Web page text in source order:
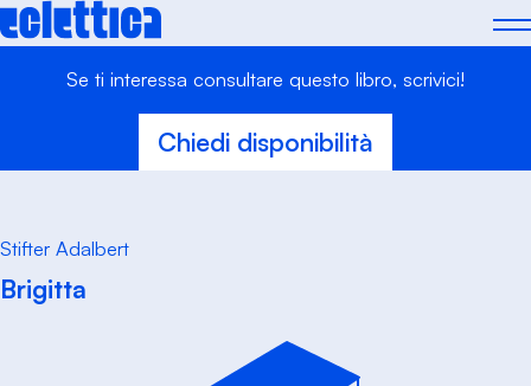
Skip
to
Se ti interessa consultare questo libro, scrivici!
Chiedi disponibilità
Stifter Adalbert
Brigitta